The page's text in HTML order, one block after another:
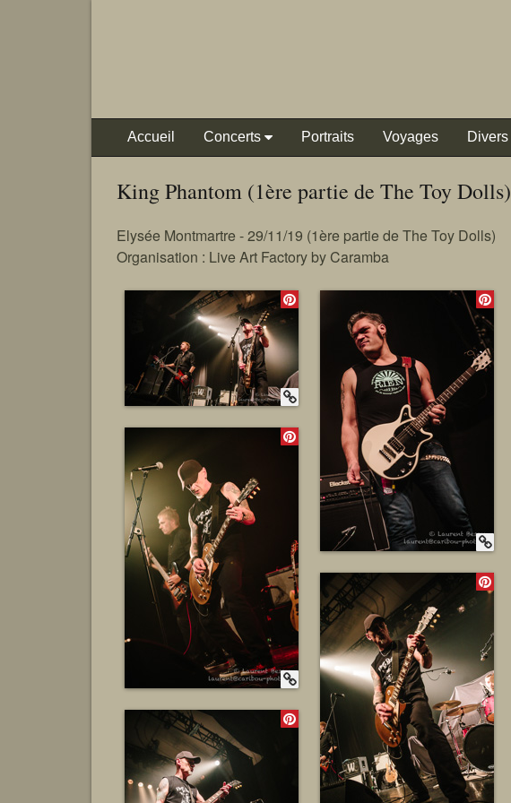
Accueil Concerts Portraits Voyages Divers
King Phantom (1ère partie de The Toy Dolls)
Elysée Montmartre - 29/11/19 (1ère partie de The Toy Dolls)
Organisation : Live Art Factory by Caramba